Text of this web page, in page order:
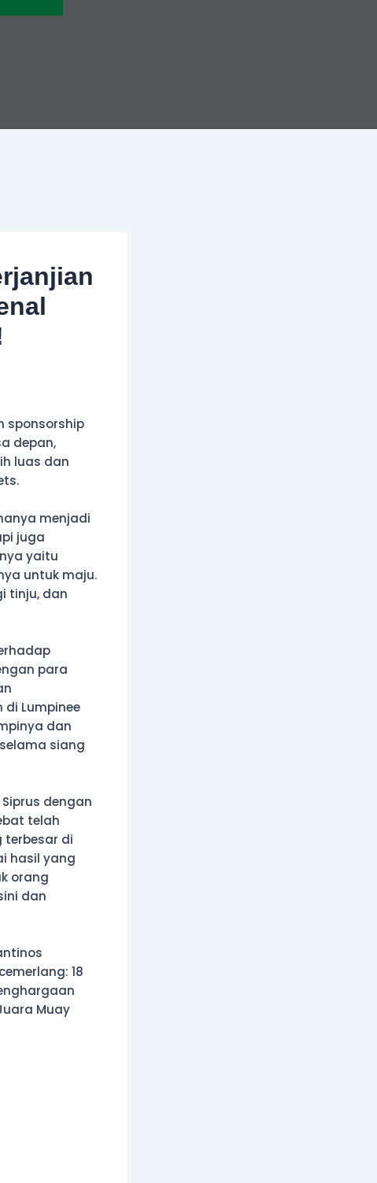
sponsorship
depan,
luas dan
menjadi
juga
yaitu
untuk maju.
tinju, dan
para
Lumpinee
dan
siang
dengan
telah
terbesar di
hasil yang
orang
dan
18
Muay